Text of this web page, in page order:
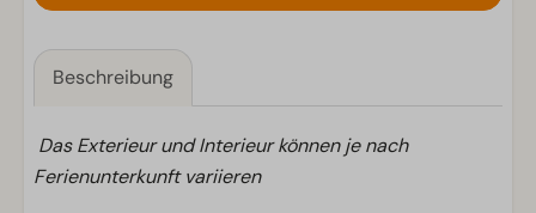
Beschreibung
Das Exterieur und Interieur können je nach
Ferienunterkunft variieren